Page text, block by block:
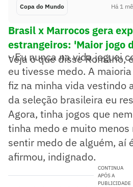
Copa do Mundo Há 1
Brasil x Marrocos gera
estrangeiros: 'Maior jogo
Veja o que disse Romário,
- Eu nunca na vida joguei
eu tivesse medo. A
fiz na minha vida vestindo
da seleção brasileira eu
Agora, tinha jogos que
tinha medo e muito
sentir medo de alguém, aí
afirmou, indignado.
CONTINUA
APÓS A
PUBLICIDADE